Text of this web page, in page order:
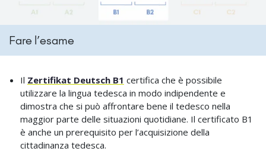
Fare l’esame
Il Zertifikat Deutsch B1 certifica che è possibile
utilizzare la lingua tedesca in modo indipendente e
dimostra che si può affrontare bene il tedesco nella
maggior parte delle situazioni quotidiane. Il certificato B1
è anche un prerequisito per l’acquisizione della
cittadinanza tedesca.